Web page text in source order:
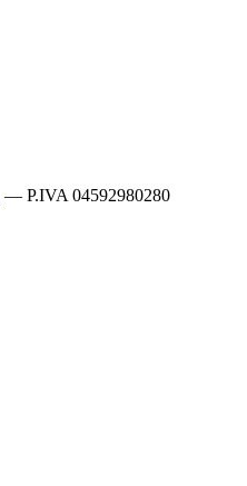
— P.IVA 04592980280